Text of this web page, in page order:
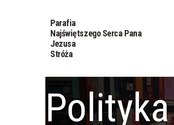
Parafia
Najświętszego Serca Pana
Jezusa
Stróża